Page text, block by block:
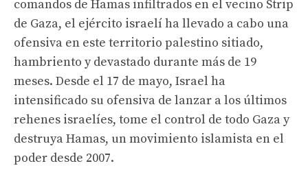
comandos de Hamas infiltrados en el vecino Strip
de Gaza, el ejército israelí ha llevado a cabo una
ofensiva en este territorio palestino sitiado,
hambriento y devastado durante más de 19
meses. Desde el 17 de mayo, Israel ha
intensificado su ofensiva de lanzar a los últimos
rehenes israelíes, tome el control de todo Gaza y
destruya Hamas, un movimiento islamista en el
poder desde 2007.